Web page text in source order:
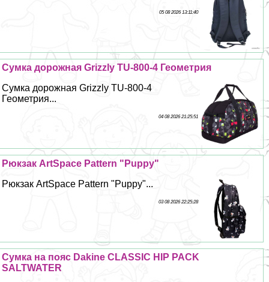
05 08 2026 13:11:40
Сумка дорожная Grizzly TU-800-4 Геометрия
Сумка дорожная Grizzly TU-800-4
Геометрия...
04 08 2026 21:25:51
Рюкзак ArtSpace Pattern "Puppy"
Рюкзак ArtSpace Pattern "Puppy"...
03 08 2026 22:25:28
Сумка на пояс Dakine CLASSIC HIP PACK
SALTWATER